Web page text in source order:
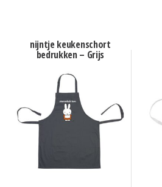
nijntje keukenschort
bedrukken – Grijs